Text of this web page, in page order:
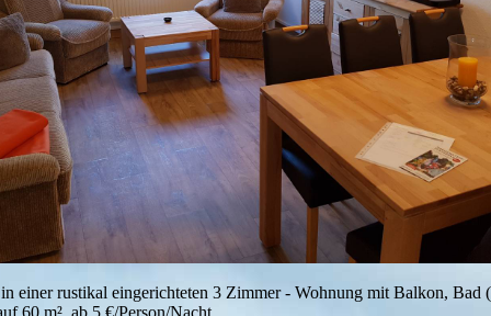
einer rustikal eingerichteten 3 Zimmer - Wohnung mit Balkon, Bad
60 m², ab 5 €/Person/Nacht.